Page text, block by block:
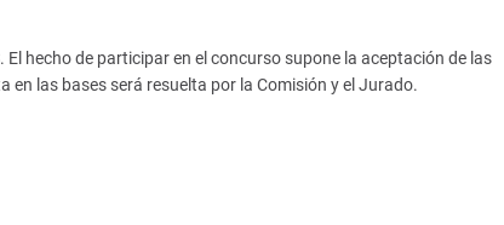
El hecho de participar en el concurso supone la aceptación de las
en las bases será resuelta por la Comisión y el Jurado.